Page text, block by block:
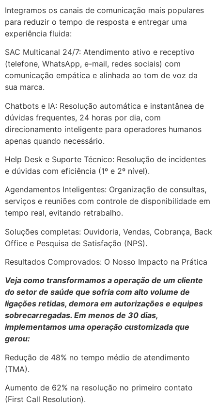
Integramos os canais de comunicação mais populares
para reduzir o tempo de resposta e entregar uma
experiência fluida:
SAC Multicanal 24/7: Atendimento ativo e receptivo
(telefone, WhatsApp, e-mail, redes sociais) com
comunicação empática e alinhada ao tom de voz da
sua marca.
Chatbots e IA: Resolução automática e instantânea de
dúvidas frequentes, 24 horas por dia, com
direcionamento inteligente para operadores humanos
apenas quando necessário.
Help Desk e Suporte Técnico: Resolução de incidentes
e dúvidas com eficiência (1º e 2º nível).
Agendamentos Inteligentes: Organização de consultas,
serviços e reuniões com controle de disponibilidade em
tempo real, evitando retrabalho.
Soluções completas: Ouvidoria, Vendas, Cobrança, Back
Office e Pesquisa de Satisfação (NPS).
Resultados Comprovados: O Nosso Impacto na Prática
Veja como transformamos a operação de um cliente
do setor de saúde que sofria com alto volume de
ligações retidas, demora em autorizações e equipes
sobrecarregadas. Em menos de 30 dias,
implementamos uma operação customizada que
gerou:
Redução de 48% no tempo médio de atendimento
(TMA).
Aumento de 62% na resolução no primeiro contato
(First Call Resolution).